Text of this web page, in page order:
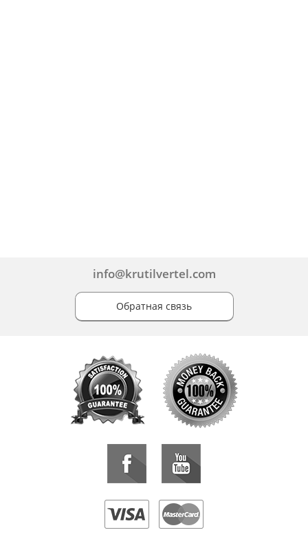
info@krutilvertel.com
Обратная связь